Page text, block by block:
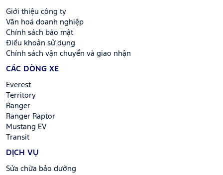
Giới thiệu công ty
Văn hoá doanh nghiệp
Chính sách bảo mật
Điều khoản sử dụng
Chính sách vận chuyển và giao nhận
CÁC DÒNG XE
Everest
Territory
Ranger
Ranger Raptor
Mustang EV
Transit
DỊCH VỤ
Sửa chữa bảo dưỡng